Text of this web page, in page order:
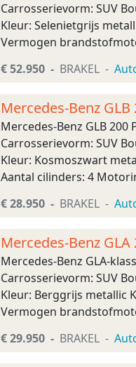
Carrosserievorm: SUV
Kleur: Selenietgrijs
Vermogen
€ 52.950 BRAKEL
Mercedes-Benz
Mercedes-Benz GLB
Carrosserievorm: SUV
Kleur: Kosmoszwart
Aantal cilinders: 4
€ 28.950 BRAKEL
Mercedes-Benz
Mercedes-Benz GLA-
Carrosserievorm: SUV
Kleur: Berggrijs metallic
Vermogen
€ 29.950 BRAKEL